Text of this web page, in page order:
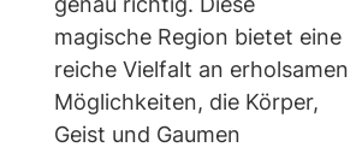
magische Region bietet eine
reiche Vielfalt an erholsamen
Möglichkeiten, die Körper,
Geist und Gaumen